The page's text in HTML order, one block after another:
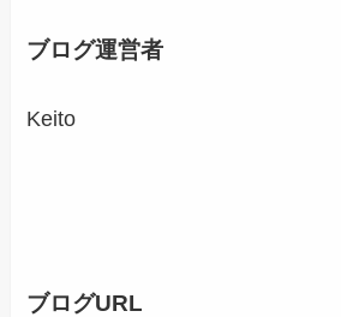
ブログ運営者
Keito
ブログURL